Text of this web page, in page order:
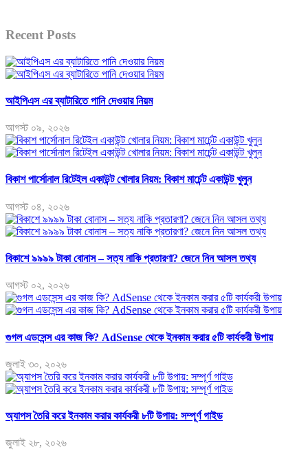
Recent Posts
আইপিএস এর ব্যাটারিতে পানি দেওয়ার নিয়ম
আগস্ট ০৯, ২০২৬
বিকাশ পার্সোনাল রিটেইল একাউন্ট খোলার নিয়ম: বিকাশ মার্চেন্ট একাউন্ট খুলুন
আগস্ট ০৪, ২০২৬
বিকাশে ৯৯৯৯ টাকা বোনাস – সত্য নাকি প্রতারণা? জেনে নিন আসল তথ্য
আগস্ট ০২, ২০২৬
গুগল এডসেন্স এর কাজ কি? AdSense থেকে ইনকাম করার ৫টি কার্যকরী উপায়
জুলাই ৩০, ২০২৬
অ্যাপস তৈরি করে ইনকাম করার কার্যকরী ৮টি উপায়: সম্পূর্ণ গাইড
জুলাই ২৮, ২০২৬